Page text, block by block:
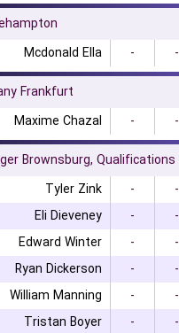
Mcdonald Ella
- -
Frankfurt
Maxime Chazal
- -
Brownsburg, Qualifications
Tyler Zink
- -
Eli Dieveney
- -
Edward Winter
- -
Ryan Dickerson
- -
William Manning
- -
Tristan Boyer
- -